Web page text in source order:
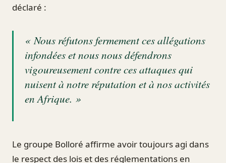
déclaré :
« Nous réfutons fermement ces allégations
infondées et nous nous défendrons
vigoureusement contre ces attaques qui
nuisent à notre réputation et à nos activités
en Afrique. »
Le groupe Bolloré affirme avoir toujours agi dans
le respect des lois et des réglementations en